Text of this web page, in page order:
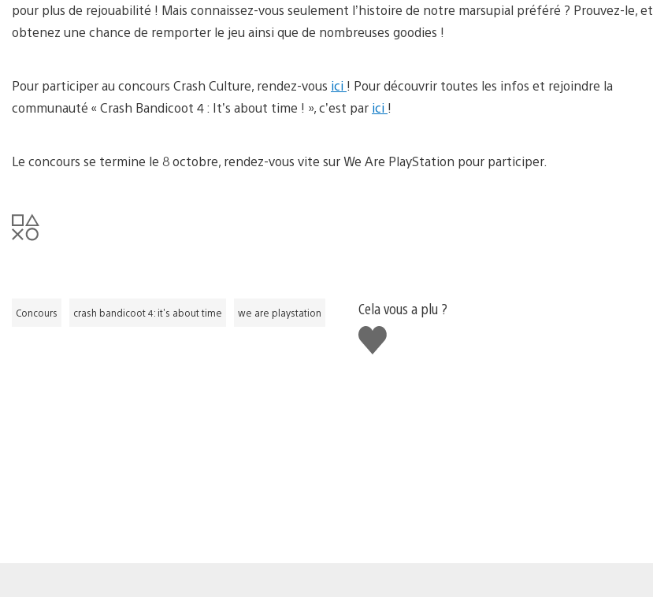
pour plus de rejouabilité ! Mais connaissez-vous seulement l’histoire de notre marsupial préféré ? Prouvez-le, et
obtenez une chance de remporter le jeu ainsi que de nombreuses goodies !
Pour participer au concours Crash Culture, rendez-vous ici ! Pour découvrir toutes les infos et rejoindre la
communauté « Crash Bandicoot 4 : It’s about time ! », c’est par ici !
Le concours se termine le 8 octobre, rendez-vous vite sur We Are PlayStation pour participer.
Concours crash bandicoot 4: it's about time we are playstation
Cela vous a plu ?
J'aime